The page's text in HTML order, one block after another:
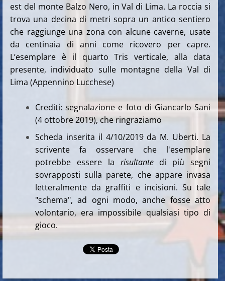
est del monte Balzo Nero, in Val di Lima. La roccia si
trova una decina di metri sopra un antico sentiero
che raggiunge una zona con alcune caverne, usate
da centinaia di anni come ricovero per capre.
L’esemplare è il quarto Tris verticale, alla data
presente, individuato sulle montagne della Val di
Lima (Appennino Lucchese)
Crediti: segnalazione e foto di Giancarlo Sani
(4 ottobre 2019), che ringraziamo
Scheda inserita il 4/10/2019 da M. Uberti. La
scrivente fa osservare che l'esemplare
potrebbe essere la risultantedi più segni
sovrapposti sulla parete, che appare invasa
letteralmente da graffiti e incisioni. Su tale
"schema", ad ogni modo, anche fosse atto
volontario, era impossibile qualsiasi tipo di
gioco.